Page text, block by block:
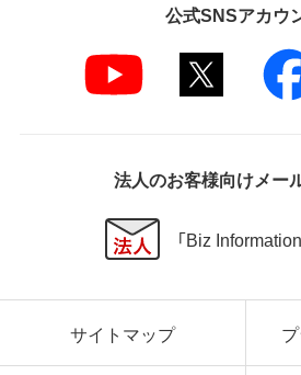
公式SNSアカウ
法人のお客様向けメー
「Biz
サイトマップ